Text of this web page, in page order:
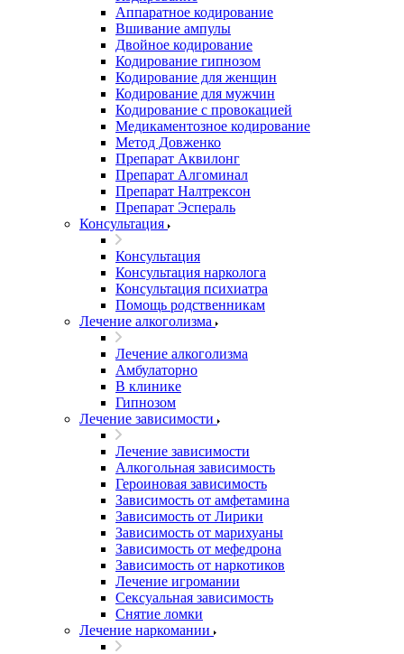
Аппаратное кодирование
Вшивание ампулы
Двойное кодирование
Кодирование гипнозом
Кодирование для женщин
Кодирование для мужчин
Кодирование с провокацией
Медикаментозное кодирование
Метод Довженко
Препарат Аквилонг
Препарат Алгоминал
Препарат Налтрексон
Препарат Эспераль
Консультация
Консультация
Консультация нарколога
Консультация психиатра
Помощь родственникам
Лечение алкоголизма
Лечение алкоголизма
Амбулаторно
В клинике
Гипнозом
Лечение зависимости
Лечение зависимости
Алкогольная зависимость
Героиновая зависимость
Зависимость от амфетамина
Зависимость от Лирики
Зависимость от марихуаны
Зависимость от мефедрона
Зависимость от наркотиков
Лечение игромании
Сексуальная зависимость
Снятие ломки
Лечение наркомании